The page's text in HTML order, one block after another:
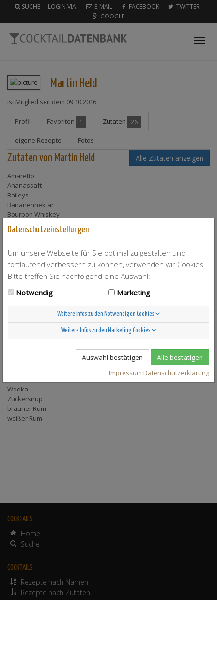
SUCHE LOGIN VIA: E-MAIL FACEBOOK
TWITTER
GOOGLE
Martin Held
ist Mitglied seit dem 09.10.2016
Profil Favoriten 1 Zutaten 26
eigene Rezepte Fotos
Alle Zutaten anzeigen
Zutaten von Martin Held
Amaretto
Ananassaft
Baileys
Bananennektar
Bourbon Whiskey
Cachaça
Cola
Cranberry Juice
Cream of Coconut
Gin
Holunderblütensirup
Kaffeelikör
Limette(n)
Malibu
Wodka
Zuckersirup
brauner Rum
weißer Rum
COCKTAILS
Home
Suche
COCKTAILS
Rezepte nach Namen
Rezepte nach Zutaten
alkoholfreie Rezepte
Datenschutzeinstellungen
Um unsere Webseite für Sie optimal zu gestalten und
fortlaufend verbessern zu können, verwenden wir Cookies.
Bitte treffen Sie nachfolgend eine Auswahl:
Notwendig
Marketing
Weitere Infos zu den Notwendigen Cookies
Weitere Infos zu den Marketing Cookies
Auswahl bestätigen Alle bestätigen
Impressum Datenschutzerklärung